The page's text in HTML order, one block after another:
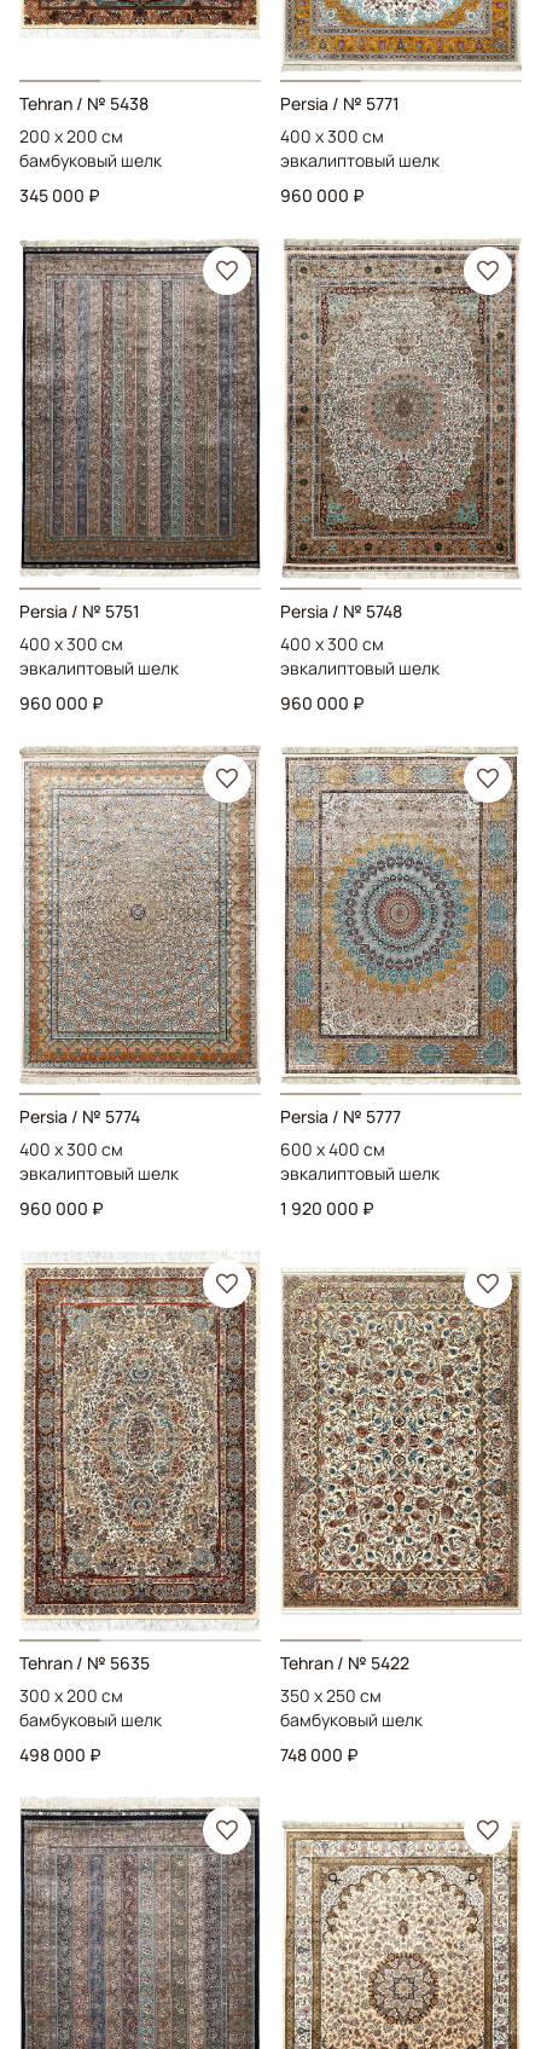
Tehran / № 5438
200 x 200 см
бамбуковый шелк
345 000 ₽
Persia / № 5771
400 x 300 см
эвкалиптовый шелк
960 000 ₽
Persia / № 5751
400 x 300 см
эвкалиптовый шелк
960 000 ₽
Persia / № 5748
400 x 300 см
эвкалиптовый шелк
960 000 ₽
Persia / № 5774
400 x 300 см
эвкалиптовый шелк
960 000 ₽
Persia / № 5777
600 x 400 см
эвкалиптовый шелк
1 920 000 ₽
Tehran / № 5635
300 x 200 см
бамбуковый шелк
498 000 ₽
Tehran / № 5422
350 x 250 см
бамбуковый шелк
748 000 ₽